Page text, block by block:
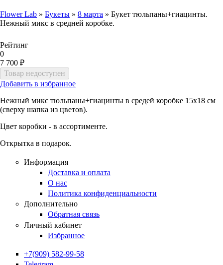
Вы здесь
Flower Lab » Букеты » 8 марта » Букет тюльпаны+гиацинты.
Нежный микс в средней коробке.
Рейтинг
0
7 700 ₽
Добавить в избранное
Нежный микс тюльпаны+гиацинты в средей коробке 15х18 см
(сверху шапка из цветов).
Цвет коробки - в ассортименте.
Открытка в подарок.
Информация
Доставка и оплата
О нас
Политика конфиденциальности
Дополнительно
Обратная связь
Личный кабинет
Избранное
+7(909) 582-99-58